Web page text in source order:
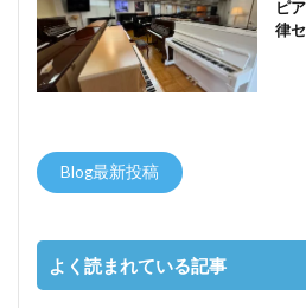
ピ
律
Blog最新投稿
よく読まれている記事